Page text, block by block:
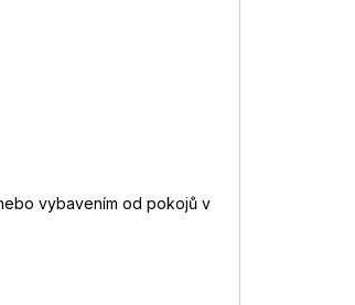
vybavením od pokojů v